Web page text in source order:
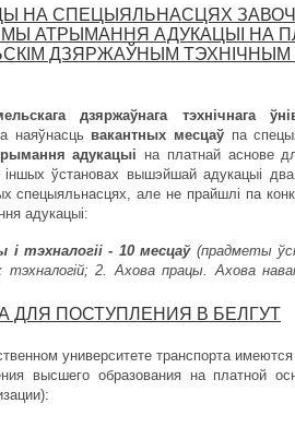
НА СПЕЦЫЯЛЬНАСЦЯХ
АТРЫМАННЯ АДУКАЦЫІ НА
ДЗЯРЖАЎНЫМ ТЭХНІЧНЫМ
дзяржаўнага тэхнічнага
наяўнасць вакантных месцаў па
адукацыі на платнай аснове
ўстановах вышэйшай адукацыі
спецыяльнасцях, але не прайшлі па
адукацыі:
тэхналогіі - 10 месцаў(прадметы
2. Ахова працы. Ахова
ДЛЯ ПОСТУПЛЕНИЯ В БЕЛГУТ
университете транспорта имеются
высшего образования на платной